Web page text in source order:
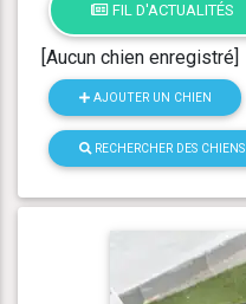
FIL D'ACTUALITÉS
[Aucun chien enregistré]
AJOUTER UN CHIEN
RECHERCHER DES CHIENS